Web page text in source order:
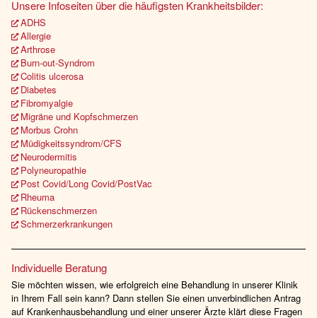
Unsere Infoseiten über die häufigsten Krankheitsbilder:
ADHS
Allergie
Arthrose
Burn-out-Syndrom
Colitis ulcerosa
Diabetes
Fibromyalgie
Migräne und Kopfschmerzen
Morbus Crohn
Müdigkeitssyndrom/CFS
Neurodermitis
Polyneuropathie
Post Covid/Long Covid/PostVac
Rheuma
Rückenschmerzen
Schmerzerkrankungen
Individuelle Beratung
Sie möchten wissen, wie erfolgreich eine Behandlung in unserer Klinik
in Ihrem Fall sein kann? Dann stellen Sie einen unverbindlichen Antrag
auf Krankenhausbehandlung und einer unserer Ärzte klärt diese Fragen